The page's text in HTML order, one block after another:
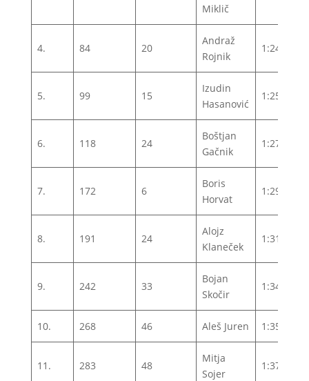
Miklič
4. 84 20
Andraž
Rojnik
1:24:07
5. 99 15
Izudin
Hasanović
1:25:44
6. 118 24
Boštjan
Gačnik
1:27:04
7. 172 6
Boris
Horvat
1:29:56
8. 191 24
Alojz
Klaneček
1:31:10
9. 242 33
Bojan
Skočir
1:34:08
10. 268 46 Aleš Juren 1:35:00
11. 283 48
Mitja
Sojer
1:37:07